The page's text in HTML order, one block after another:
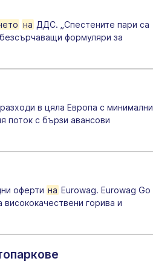
на ДДС. „Спестените пари са
формуляри за
в цяла Европа с минимални
поток с бързи авансови
оферти на Eurowag. Eurowag Go
горива и